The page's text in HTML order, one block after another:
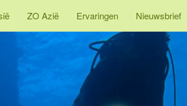
ZO Azië Ervaringen Nieuwsbrief